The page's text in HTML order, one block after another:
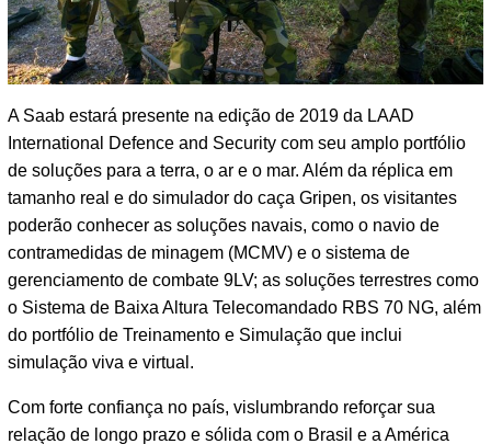
A Saab estará presente na edição de 2019 da LAAD
International Defence and Security com seu amplo portfólio
de soluções para a terra, o ar e o mar. Além da réplica em
tamanho real e do simulador do caça Gripen, os visitantes
poderão conhecer as soluções navais, como o navio de
contramedidas de minagem (MCMV) e o sistema de
gerenciamento de combate 9LV; as soluções terrestres como
o Sistema de Baixa Altura Telecomandado RBS 70 NG, além
do portfólio de Treinamento e Simulação que inclui
simulação viva e virtual.
Com forte confiança no país, vislumbrando reforçar sua
relação de longo prazo e sólida com o Brasil e a América